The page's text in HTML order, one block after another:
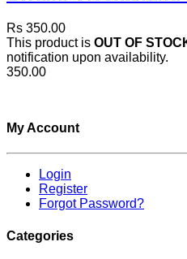
Rs 350.00
This product is OUT OF
notification upon availability.
350.00
My Account
Login
Register
Forgot Password?
Categories